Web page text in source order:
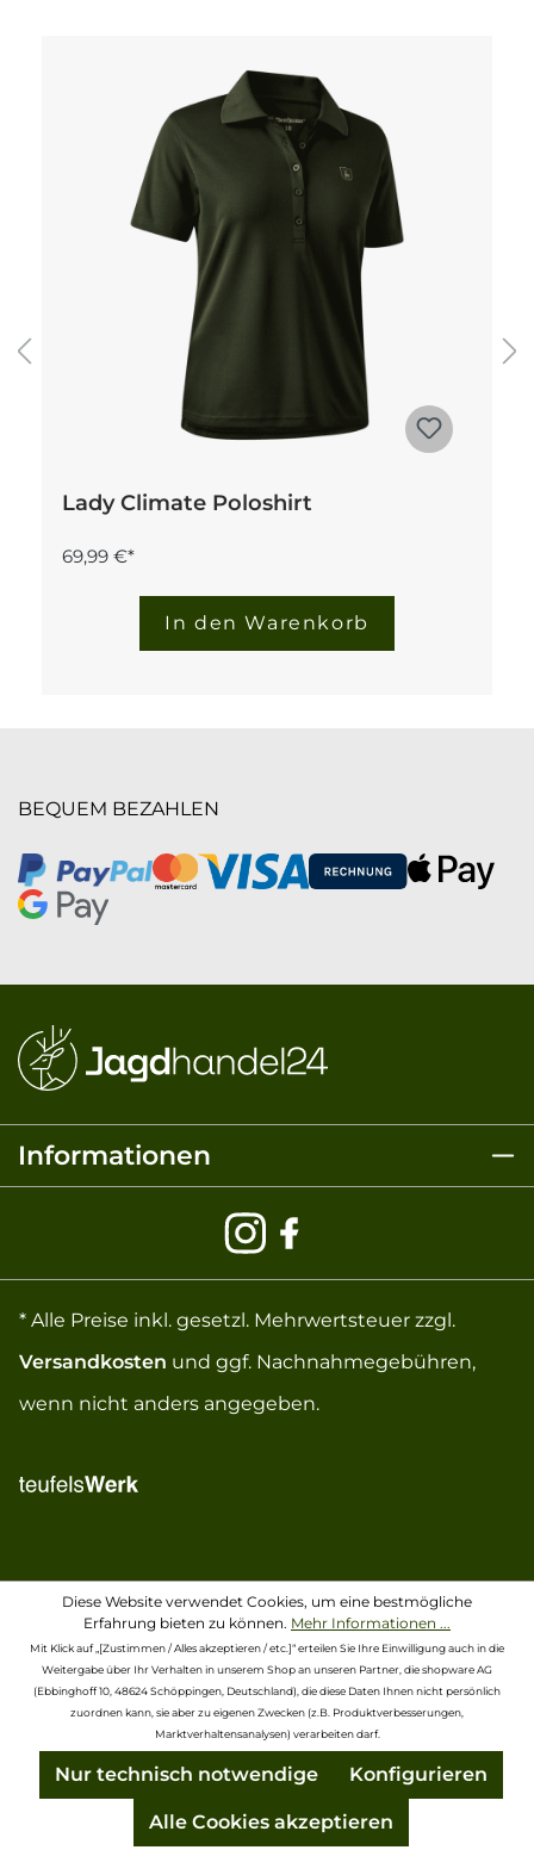
Lady Climate Poloshirt
69,99 €*
In den Warenkorb
BEQUEM BEZAHLEN
Informationen
* Alle Preise inkl. gesetzl. Mehrwertsteuer zzgl.
Versandkosten und ggf. Nachnahmegebühren,
wenn nicht anders angegeben.
Diese Website verwendet Cookies, um eine bestmögliche
Erfahrung bieten zu können. Mehr Informationen ...
Mit Klick auf „[Zustimmen / Alles akzeptieren / etc.]“ erteilen Sie Ihre Einwilligung auch in die
Weitergabe über Ihr Verhalten in unserem Shop an unseren Partner, die shopware AG
(Ebbinghoff 10, 48624 Schöppingen, Deutschland), die diese Daten Ihnen nicht persönlich
zuordnen kann, sie aber zu eigenen Zwecken (z.B. Produktverbesserungen,
Marktverhaltensanalysen) verarbeiten darf.
Nur technisch notwendige Konfigurieren
Alle Cookies akzeptieren